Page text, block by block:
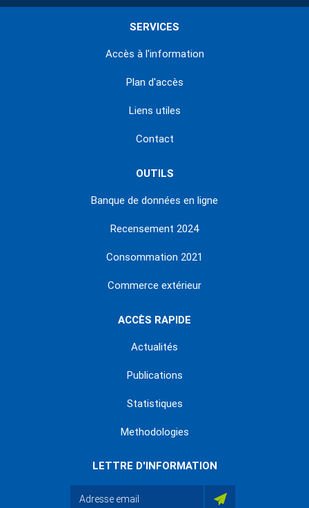
SERVICES
Accès à l'information
Plan d'accès
Liens utiles
Contact
OUTILS
Banque de données en ligne
Recensement 2024
Consommation 2021
Commerce extérieur
ACCÈS RAPIDE
Actualités
Publications
Statistiques
Methodologies
LETTRE D'INFORMATION